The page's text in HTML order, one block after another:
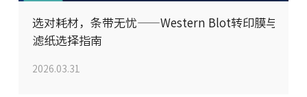
选对耗材，条带无忧——Western Blot转印膜与
滤纸选择指南
2026.03.31